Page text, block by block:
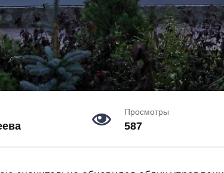
Просмотры
587